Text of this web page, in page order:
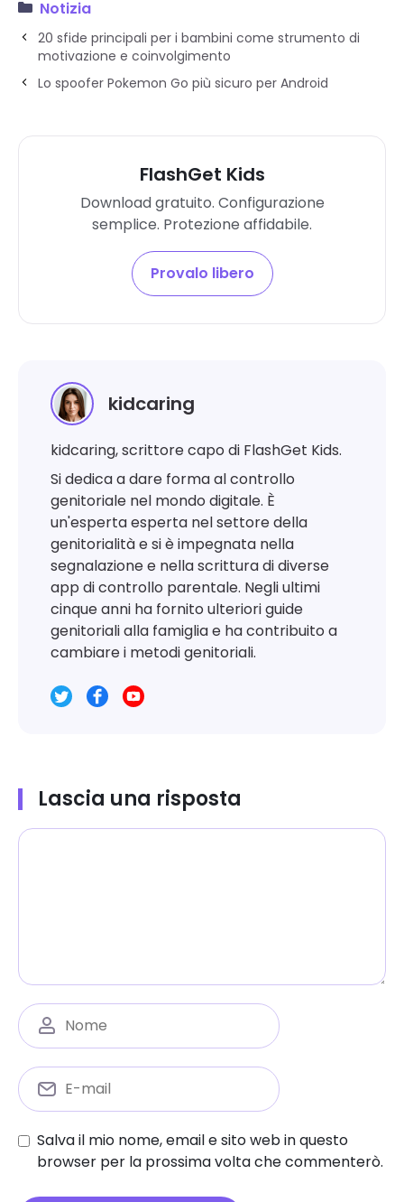
Notizia
20 sfide principali per i bambini come strumento di
motivazione e coinvolgimento
Lo spoofer Pokemon Go più sicuro per Android
FlashGet Kids
Download gratuito. Configurazione
semplice. Protezione affidabile.
Provalo libero
kidcaring
kidcaring, scrittore capo di FlashGet Kids.
Si dedica a dare forma al controllo
genitoriale nel mondo digitale. È
un'esperta esperta nel settore della
genitorialità e si è impegnata nella
segnalazione e nella scrittura di diverse
app di controllo parentale. Negli ultimi
cinque anni ha fornito ulteriori guide
genitoriali alla famiglia e ha contribuito a
cambiare i metodi genitoriali.
Lascia una risposta
Salva il mio nome, email e sito web in questo
browser per la prossima volta che commenterò.